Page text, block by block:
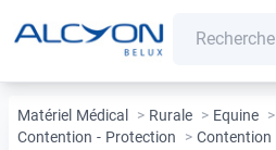
Matériel Médical > Rurale > Equine >
Contention - Protection
> Contention